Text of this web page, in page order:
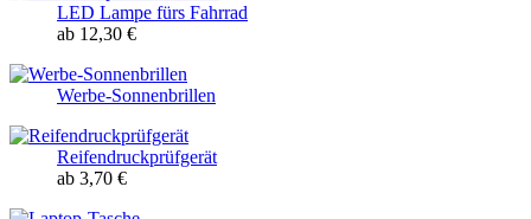
LED Lampe fürs Fahrrad
ab 12,30 €
Werbe-Sonnenbrillen
Reifendruckprüfgerät
ab 3,70 €